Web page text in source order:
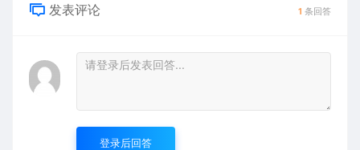
发表评论 1 条回答
登录后回答